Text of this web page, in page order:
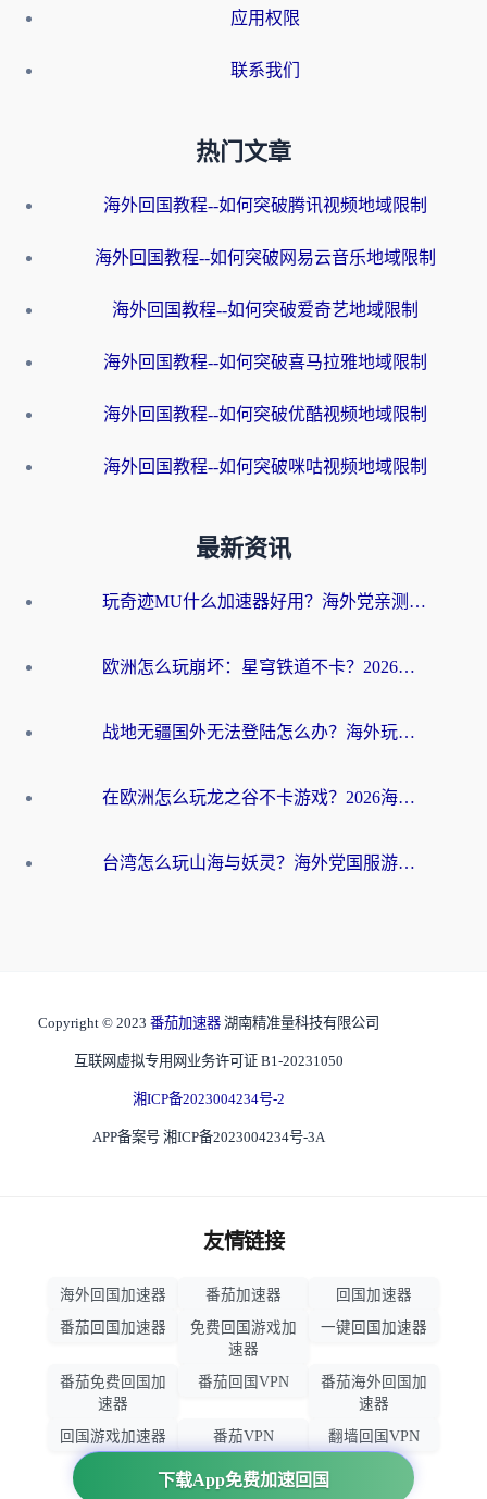
应用权限
联系我们
热门文章
海外回国教程--如何突破腾讯视频地域限制
海外回国教程--如何突破网易云音乐地域限制
海外回国教程--如何突破爱奇艺地域限制
海外回国教程--如何突破喜马拉雅地域限制
海外回国教程--如何突破优酷视频地域限制
海外回国教程--如何突破咪咕视频地域限制
最新资讯
玩奇迹MU什么加速器好用？海外党亲测：这款加速器让你告别延迟卡顿！
欧洲怎么玩崩坏：星穹铁道不卡？2026海外玩家国服游戏加速器终极攻略
战地无疆国外无法登陆怎么办？海外玩家国服畅玩终极指南（附欧服魔兽EVE加速方案）
在欧洲怎么玩龙之谷不卡游戏？2026海外党国服游戏加速全攻略
台湾怎么玩山海与妖灵？海外党国服游戏加速全攻略，告别延迟卡顿
下载App免费加速回国
Copyright © 2023 番茄加速器 湖南精准量科技有限公司
互联网虚拟专用网业务许可证 B1-20231050
湘ICP备2023004234号-2
APP备案号 湘ICP备2023004234号-3A
友情链接
海外回国加速器 番茄加速器
回国加速器
番茄回国加速器
免费回国游戏加
速器
一键回国加速器
番茄免费回国加
速器
番茄回国VPN
番茄海外回国加
速器
回国游戏加速器
番茄VPN
翻墙回国VPN
归雁加速器
回国VPN推荐